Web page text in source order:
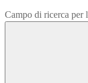
Campo di ricerca per